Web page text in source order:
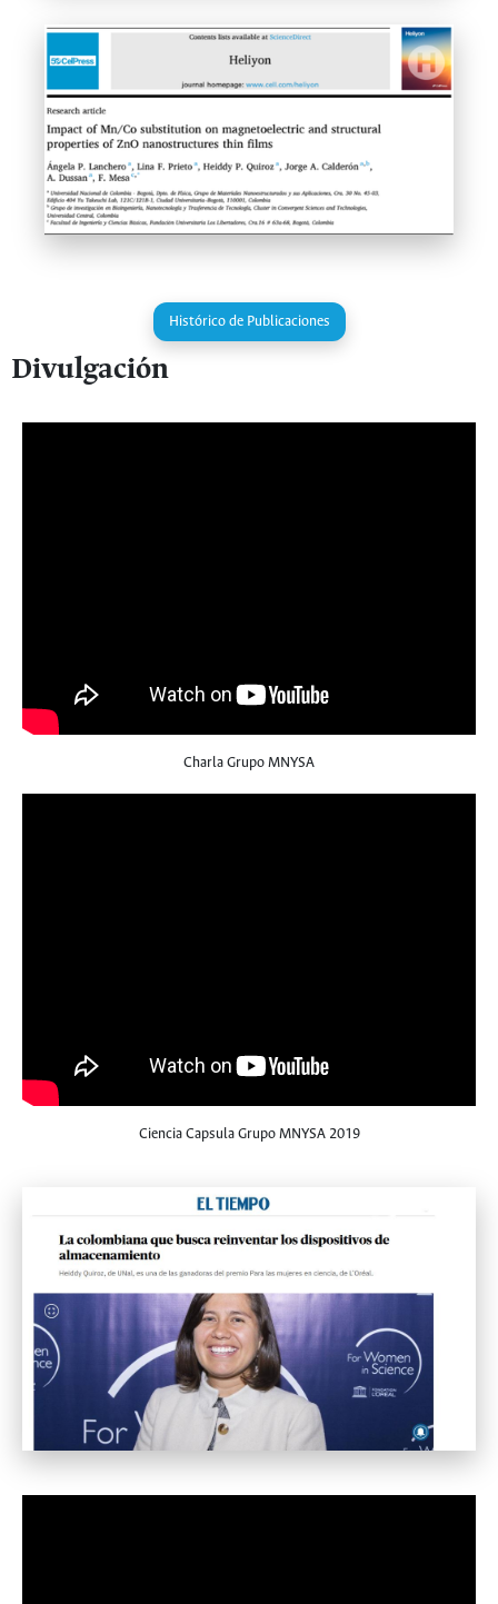
Histórico de Publicaciones
Divulgación
Charla Grupo MNYSA
Ciencia Capsula Grupo MNYSA 2019